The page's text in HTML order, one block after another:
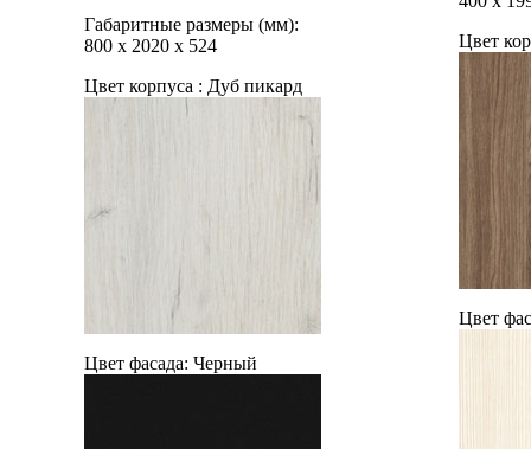
Габаритные размеры (мм):
800 х 2020 х 524
Цвет корпуса : Дуб пикард
Цвет фасада: Черный
Цвет
Цвет